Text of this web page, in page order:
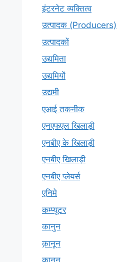
इंटरनेट व्यक्तित्व
उत्पादक (Producers)
उत्पादकों
उद्यमिता
उद्यमियों
उद्यमी
एआई तकनीक
एनएफएल खिलाड़ी
एनबीए के खिलाड़ी
एनबीए खिलाड़ी
एनबीए प्लेयर्स
एनिमे
कम्प्यूटर
कानुन
क़ानून